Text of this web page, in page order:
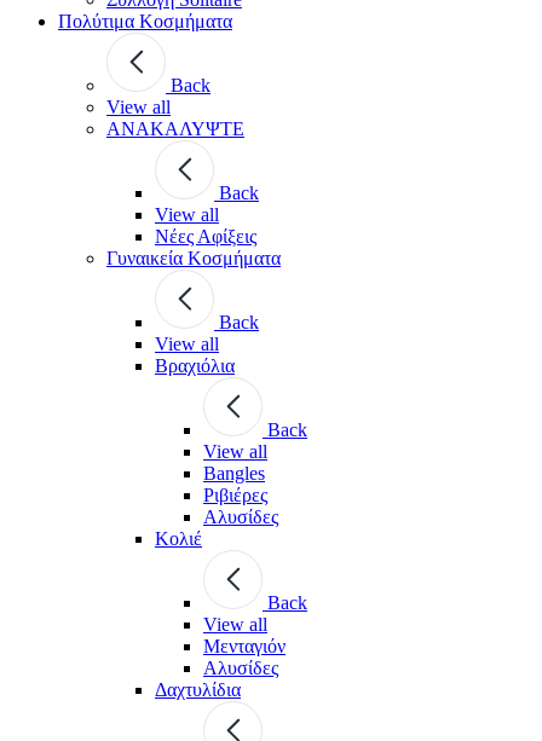
Πολύτιμα Κοσμήματα
Back
View all
ΑΝΑΚΑΛΥΨΤΕ
Back
View all
Νέες Αφίξεις
Γυναικεία Κοσμήματα
Back
View all
Βραχιόλια
Back
View all
Bangles
Ριβιέρες
Αλυσίδες
Κολιέ
Back
View all
Μενταγιόν
Αλυσίδες
Δαχτυλίδια